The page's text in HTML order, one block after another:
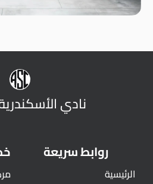
نادي
روابط سريعة
الرئيسية